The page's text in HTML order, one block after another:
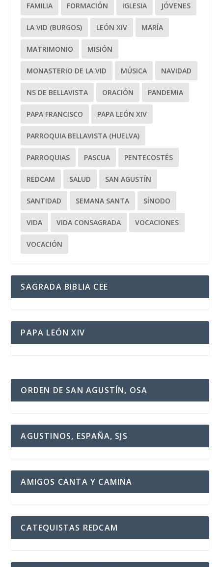
FAMILIA FORMACIÓN IGLESIA JÓVENES
LA VID (BURGOS) LEÓN XIV MARÍA
MATRIMONIO MISIÓN
MONASTERIO DE LA VID MÚSICA NAVIDAD
NS DE BELLAVISTA ORACIÓN PANDEMIA
PAPA FRANCISCO PAPA LEÓN XIV
PARROQUIA BELLAVISTA (HUELVA)
PARROQUIAS PASCUA PENTECOSTÉS
REDCAM SALUD SAN AGUSTÍN
SANTIDAD SEMANA SANTA SÍNODO
VIDA VIDA CONSAGRADA VOCACIONES
VOCACIÓN
SAGRADA BIBLIA CEE
PAPA LEÓN XIV
ORDEN DE SAN AGUSTÍN, OSA
AGUSTINOS, ESPAÑA, SJS
AMIGOS CANTA Y CAMINA
CATEQUISTAS REDCAM